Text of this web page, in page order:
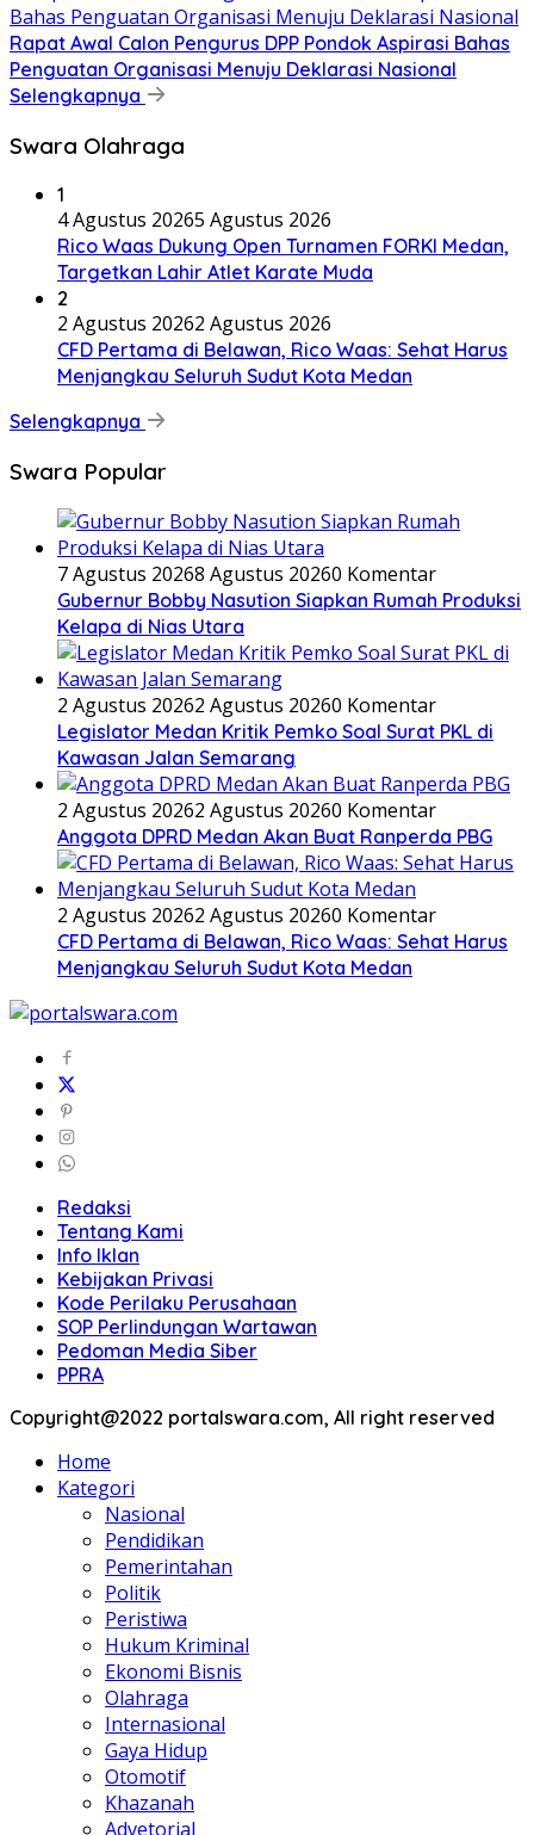
Rapat Awal Calon Pengurus DPP Pondok Aspirasi Bahas
Penguatan Organisasi Menuju Deklarasi Nasional
Selengkapnya
Swara Olahraga
1
4 Agustus 20265 Agustus 2026
Rico Waas Dukung Open Turnamen FORKI Medan,
Targetkan Lahir Atlet Karate Muda
2
2 Agustus 20262 Agustus 2026
CFD Pertama di Belawan, Rico Waas: Sehat Harus
Menjangkau Seluruh Sudut Kota Medan
Selengkapnya
Swara Popular
7 Agustus 20268 Agustus 20260 Komentar
Gubernur Bobby Nasution Siapkan Rumah Produksi
Kelapa di Nias Utara
2 Agustus 20262 Agustus 20260 Komentar
Legislator Medan Kritik Pemko Soal Surat PKL di
Kawasan Jalan Semarang
2 Agustus 20262 Agustus 20260 Komentar
Anggota DPRD Medan Akan Buat Ranperda PBG
2 Agustus 20262 Agustus 20260 Komentar
CFD Pertama di Belawan, Rico Waas: Sehat Harus
Menjangkau Seluruh Sudut Kota Medan
Redaksi
Tentang Kami
Info Iklan
Kebijakan Privasi
Kode Perilaku Perusahaan
SOP Perlindungan Wartawan
Pedoman Media Siber
PPRA
Copyright@2022 portalswara.com, All right reserved
Home
Kategori
Nasional
Pendidikan
Pemerintahan
Politik
Peristiwa
Hukum Kriminal
Ekonomi Bisnis
Olahraga
Internasional
Gaya Hidup
Otomotif
Khazanah
Advetorial